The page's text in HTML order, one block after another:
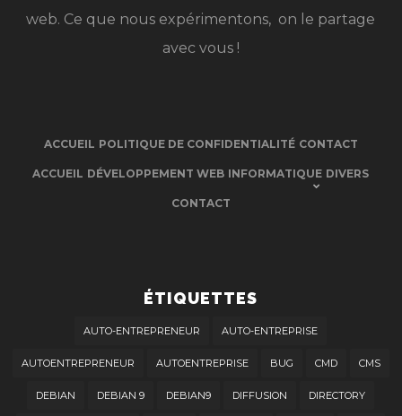
web. Ce que nous expérimentons, on le partage
avec vous !
ACCUEIL POLITIQUE DE CONFIDENTIALITÉ CONTACT
ACCUEIL DÉVELOPPEMENT WEB INFORMATIQUE DIVERS
CONTACT
ÉTIQUETTES
AUTO-ENTREPRENEUR AUTO-ENTREPRISE
AUTOENTREPRENEUR AUTOENTREPRISE BUG CMD CMS
DEBIAN DEBIAN 9 DEBIAN9 DIFFUSION DIRECTORY